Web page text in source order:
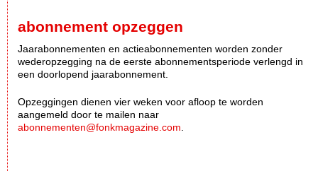
abonnement opzeggen
Jaarabonnementen en actieabonnementen worden zonder
wederopzegging na de eerste abonnementsperiode verlengd in
een doorlopend jaarabonnement.
Opzeggingen dienen vier weken voor afloop te worden
aangemeld door te mailen naar
abonnementen@fonkmagazine.com